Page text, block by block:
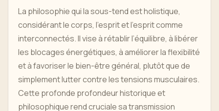
La philosophie qui la sous-tend est holistique,
considérant le corps, l'esprit et l'esprit comme
interconnectés. Il vise à rétablir l’équilibre, à libérer
les blocages énergétiques, à améliorer la flexibilité
et à favoriser le bien-être général, plutôt que de
simplement lutter contre les tensions musculaires.
Cette profonde profondeur historique et
philosophique rend cruciale sa transmission